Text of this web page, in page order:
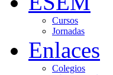
Cursos
Jornadas
Enlaces
Colegios